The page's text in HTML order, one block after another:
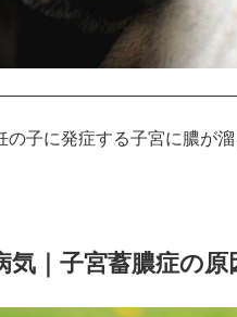
の子に発症する子宮に膿が
気｜子宮蓄膿症の原